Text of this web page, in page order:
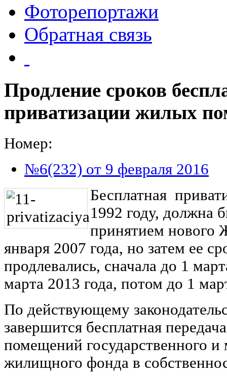
Фоторепортажи
Обратная связь
Продление сроков
приватизации жилых
Номер:
№6(232) от 9 февраля 2016
Бесплатная
1992 году, должна
принятием нового
января 2007 года, но затем ее
продлевались, сначала до 1
марта 2013 года, потом до 1
По действующему
завершится бесплатная
помещений государственного
жилищного фонда в